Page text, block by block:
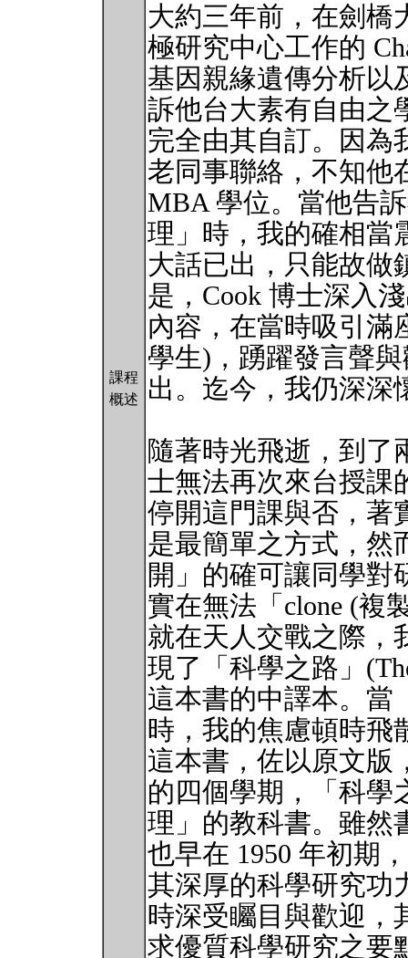
課程
概述
大約三年前，在劍橋
極研究中心工作的
基因親緣遺傳分析以
訴他台大素有自由之
完全由其自訂。因為
老同事聯絡，不知他
MBA 學位。當他告
理」時，我的確相當
大話已出，只能故做
是，Cook 博士深入
內容，在當時吸引滿
學生)，踴躍發言聲
出。迄今，我仍深深
隨著時光飛逝，到了
士無法再次來台授課
停開這門課與否，著
是最簡單之方式，然
開」的確可讓同學對
實在無法「clone (複
就在天人交戰之際，
現了「科學之路」
這本書的中譯本。當
時，我的焦慮頓時飛
這本書，佐以原文版
的四個學期，「科學
理」的教科書。雖然
也早在 1950 年初期
其深厚的科學研究功
時深受矚目與歡迎，
求優質科學研究之要